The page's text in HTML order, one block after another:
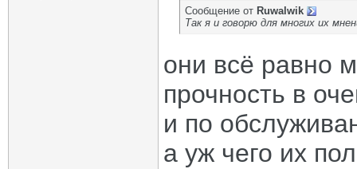
Сообщение от Ruwalwik
Так я и говорю для многих их
они всё равно
прочность в
и по
а уж чего их